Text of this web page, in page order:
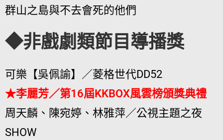
群山之島與不去會死的他們
◆非戲劇類節目導播獎
可樂【吳佩諭】／菱格世代DD52
★李麗芳／第16屆KKBOX風雲榜頒獎典禮
周天麟、陳宛婷、林雅萍／公視主題之夜
SHOW